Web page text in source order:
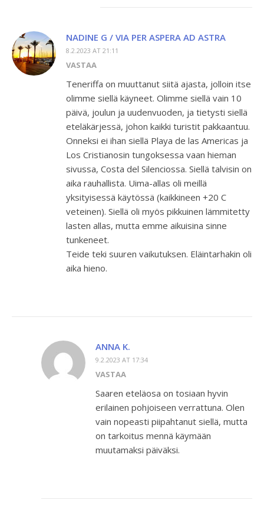
NADINE G / VIA PER ASPERA AD ASTRA
8.2.2023 AT 21:11
VASTAA
Teneriffa on muuttanut siitä ajasta, jolloin itse
olimme siellä käyneet. Olimme siellä vain 10
päivä, joulun ja uudenvuoden, ja tietysti siellä
eteläkärjessä, johon kaikki turistit pakkaantuu.
Onneksi ei ihan siellä Playa de las Americas ja
Los Cristianosin tungoksessa vaan hieman
sivussa, Costa del Silenciossa. Siellä talvisin on
aika rauhallista. Uima-allas oli meillä
yksityisessä käytössä (kaikkineen +20 C
veteinen). Siellä oli myös pikkuinen lämmitetty
lasten allas, mutta emme aikuisina sinne
tunkeneet.
Teide teki suuren vaikutuksen. Eläintarhakin oli
aika hieno.
ANNA K.
9.2.2023 AT 17:34
VASTAA
Saaren eteläosa on tosiaan hyvin
erilainen pohjoiseen verrattuna. Olen
vain nopeasti piipahtanut siellä, mutta
on tarkoitus mennä käymään
muutamaksi päiväksi.